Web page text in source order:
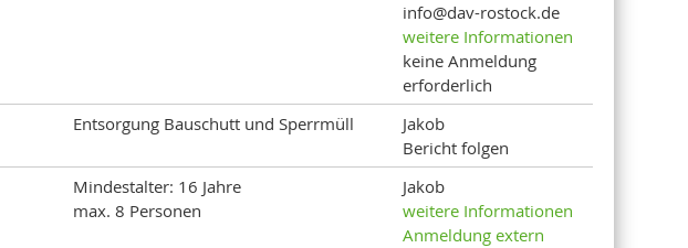
info@dav-rostock.de
weitere Informationen
keine Anmeldung
erforderlich
Entsorgung Bauschutt und Sperrmüll
Jakob
Bericht folgen
Mindestalter: 16 Jahre
max. 8 Personen
Jakob
weitere Informationen
Anmeldung extern